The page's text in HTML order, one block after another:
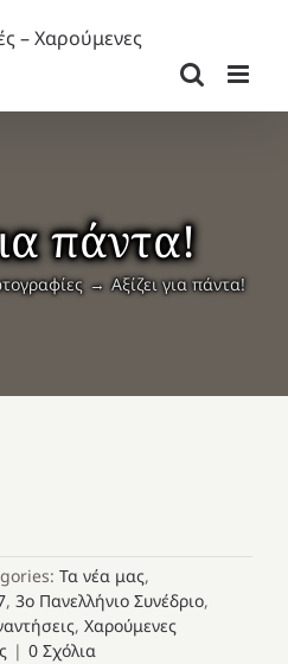
πάντα!
Αξίζει για πάντα!
Τα νέα μας,
, 3o Πανελλήνιο Συνέδριο,
, Χαρούμενες
| 0 Σχόλια